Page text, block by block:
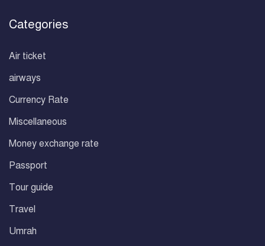
Categories
Air ticket
airways
Currency Rate
Miscellaneous
Money exchange rate
Passport
Tour guide
Travel
Umrah